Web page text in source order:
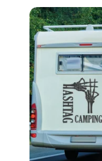
Die
(* = Pflichtfelder)
Bitte beachten Sie